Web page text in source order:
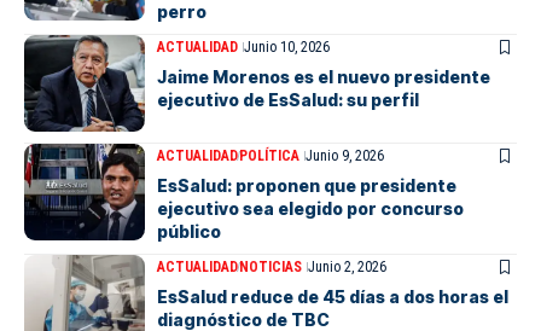
perro
ACTUALIDAD Junio 10, 2026
Jaime Morenos es el nuevo presidente
ejecutivo de EsSalud: su perfil
ACTUALIDADPOLÍTICA Junio 9, 2026
EsSalud: proponen que presidente
ejecutivo sea elegido por concurso
público
ACTUALIDADNOTICIAS Junio 2, 2026
EsSalud reduce de 45 días a dos horas el
diagnóstico de TBC